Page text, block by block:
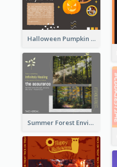
Halloween Pumpkin Pie Collage Facebook Post
Summer Forest Environment Facebook Post